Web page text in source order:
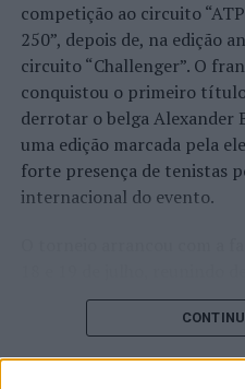
Nesta quadra, oDesigner
oportunidades para as
produtos “best seller ” das
Foto: DOA.
TÓPICOS RELACIONADOS:
CONTEÚDO PUBLICITÁRIO
NÃO PERCA
Barcelos: Prémio Palco de
competição ao circuito
250”, depois de, na edição
circuito “Challenger”. O
conquistou o primeiro
derrotar o belga Alexander
uma edição marcada pela
forte presença de tenistas
internacional do evento.
de um lugar no quadro
abertura contou com a
acompanhado pelo